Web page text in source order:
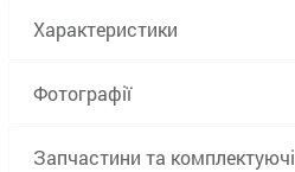
Характеристики
Фотографії
Запчастини та комплектуючі